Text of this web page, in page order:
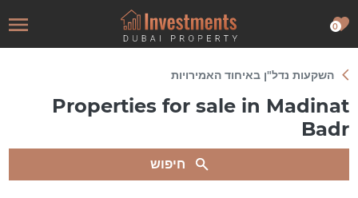
0
השקעות נדל"ן באיחוד האמירויות
Properties for sale in Madinat
Badr
חיפוש